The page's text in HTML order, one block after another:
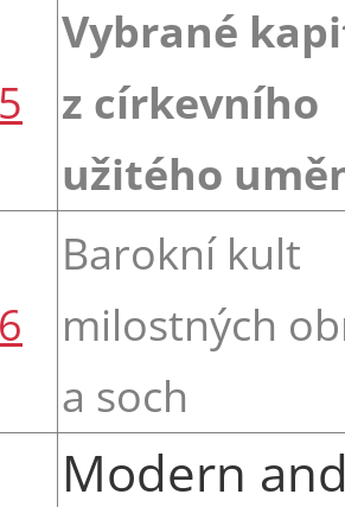
Vybrané
z církevního
užitého
Barokní kult
milostných
a soch
Modern